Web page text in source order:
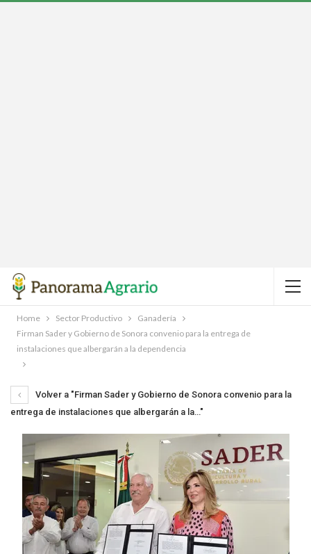
Home Sector Productivo
Ganadería
Firman Sader y Gobierno de Sonora convenio para la entrega de
instalaciones que albergarán a la dependencia
Volver a "Firman Sader y Gobierno de Sonora convenio para la
entrega de instalaciones que albergarán a la…"